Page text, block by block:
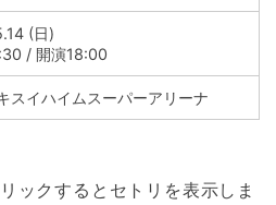
(日)
/ 開演18:00
スイハイムスーパーアリーナ
ックするとセトリを表示しま